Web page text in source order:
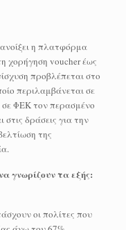
η πλατφόρμα
χορήγηση voucher έως
προβλέπεται στο
περιλαμβάνεται σε
ΦΕΚ τον περασμένο
δράσεις για την
της
γνωρίζουν τα εξής:
οι πολίτες που